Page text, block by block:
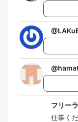
@
@
フリー
仕事く